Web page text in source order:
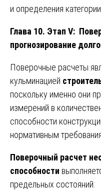
и определения
Глава 10. Этап V:
прогнозирование
Поверочные расчеты
кульминацией
поскольку именно они
измерений в
способности
нормативным
Поверочный расчет
способности
предельных состояний: